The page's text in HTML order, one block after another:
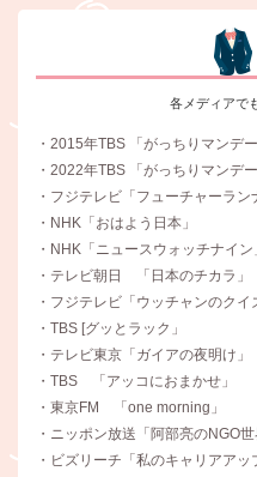
各メディアで
・2015年TBS 「がっちりマンデー
・2022年TBS 「がっちりマンデー
・フジテレビ「フューチャーラン
・NHK「おはよう日本」
・NHK「ニュースウォッチナイン
・テレビ朝日 「日本のチカラ」
・フジテレビ「ウッチャンのク
・TBS [グッとラック」
・テレビ東京「ガイアの夜明け」
・TBS 「アッコにおまかせ」
・東京FM 「one morning」
・ニッポン放送「阿部亮のNGO
・ビズリーチ「私のキャリアア